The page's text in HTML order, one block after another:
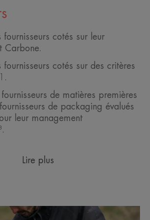
fournisseurs cotés sur leur
Carbone.
fournisseurs cotés sur des critères
de matières premières
de packaging évalués
leur management
Lire plus